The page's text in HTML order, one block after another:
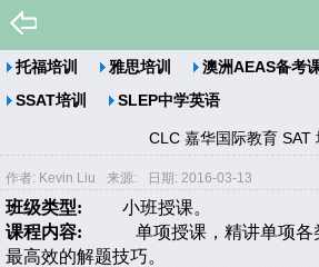
托福培训 雅思培训 澳洲AEAS备考
SSAT培训
SLEP中学英语
CLC 嘉华国际教育 SAT
作者: Kevin Liu 来源: 日期: 2016-03-13
班级类型:
小班授课。
课程内容:
单项授课，精讲单项各
最高效的解题技巧。